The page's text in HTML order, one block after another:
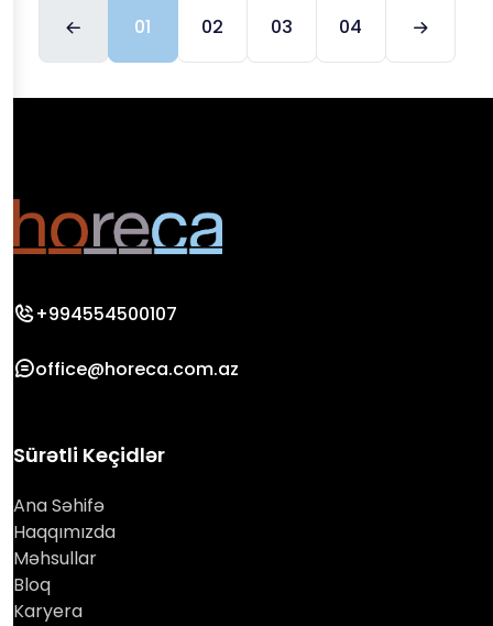
01 02 03 04
+994554500107
office@horeca.com.az
Sürətli Keçidlər
Ana Səhifə
Haqqımızda
Məhsullar
Bloq
Karyera